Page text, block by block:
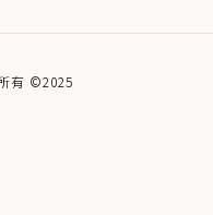
有 ©2025